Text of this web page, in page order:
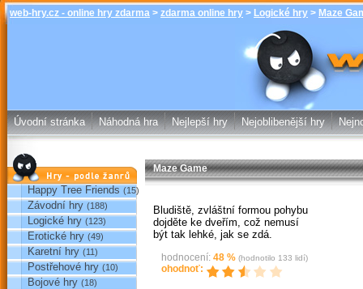
web-hry.cz - online hry zdarma > zdarma online hry > Logické hry > Maze
Maze
online hry
Úvodní stránka Náhodná hra Nejlepší hry Nejoblibenější hry
Hry podle žánrů
Happy Tree Friends (15)
Závodní hry (188)
Logické hry (123)
Erotické hry (49)
Karetní hry (11)
Postřehové hry (10)
Bojové hry (18)
Maze Game
Bludiště, zvláštní formou pohybu
dojděte ke dveřím, což nemusí
být tak lehké, jak se zdá.
hodnocení: 48 % (hodnotilo 133 lidí)
ohodnoť: